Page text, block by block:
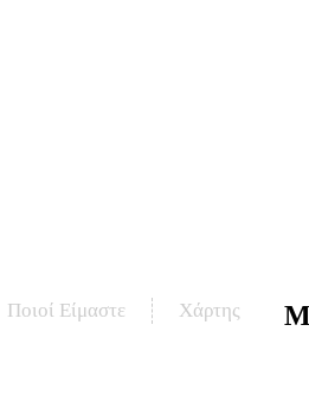
Ποιοί Είμαστε Χάρτης